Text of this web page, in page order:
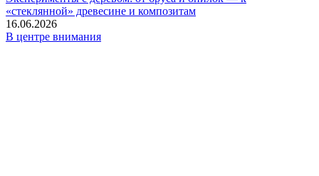
«стеклянной» древесине и композитам
16.06.2026
В центре внимания